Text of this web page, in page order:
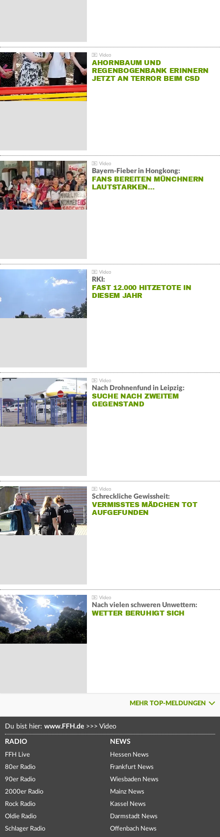
AHORNBAUM UND
REGENBOGENBANK ERINNERN
JETZT AN TERROR BEIM CSD
Bayern-Fieber in Hongkong:
FANS BEREITEN MÜNCHNERN
LAUTSTARKEN…
RKI:
FAST 12.000 HITZETOTE IN
DIESEM JAHR
Nach Drohnenfund in Leipzig:
SUCHE NACH ZWEITEM
GEGENSTAND
Schreckliche Gewissheit:
VERMISSTES MÄDCHEN TOT
AUFGEFUNDEN
Nach vielen schweren Unwettern:
WETTER BERUHIGT SICH
MEHR TOP-MELDUNGEN
Du bist hier: www.FFH.de >>> Video
RADIO
FFH Live
80er Radio
90er Radio
2000er Radio
Rock Radio
Oldie Radio
Schlager Radio
NEWS
Hessen News
Frankfurt News
Wiesbaden News
Mainz News
Kassel News
Darmstadt News
Offenbach News